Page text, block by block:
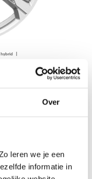
Over
leren we je een
informatie in
|
Cut – 1030